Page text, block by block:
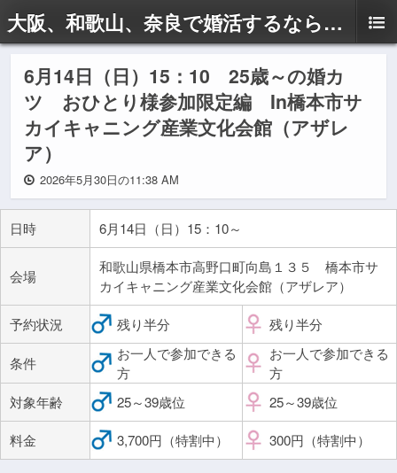
大阪、和歌山、奈良で婚活するならドリームサポートAyaへ
6月14日（日）15：10 25歳～の婚カ
ツ おひとり様参加限定編 In橋本市サ
カイキャニング産業文化会館（アザレ
ア）
2026年5月30日の11:38 AM
日時 6月14日（日）15：10～
会場
和歌山県橋本市高野口町向島１３５ 橋本市サ
カイキャニング産業文化会館（アザレア）
予約状況 残り半分 残り半分
条件
お一人で参加できる
方
お一人で参加できる
方
対象年齢
25～39歳位 25～39歳位
料金 3,700円（特割中） 300円（特割中）